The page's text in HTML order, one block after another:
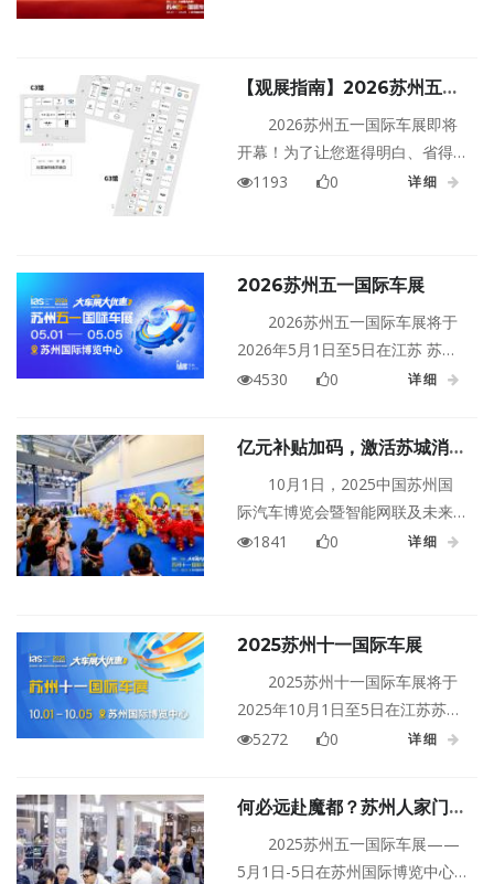
【观展指南】2026苏州五一
国际车展明天开幕，一篇看懂
怎么逛、怎么省、怎么玩！
2026苏州五一国际车展即将
开幕！为了让您逛得明白、省得
开心、玩得尽兴，我们整理了这
1193 0 详细
2026苏州五一国际车展
2026苏州五一国际车展将于
2026年5月1日至5日在江苏 苏州
国际博览中心盛大举行！
4530 0 详细
亿元补贴加码，激活苏城消费
黄金周！2025苏州十一国际
车展10.1盛大开幕！
10月1日，2025中国苏州国
际汽车博览会暨智能网联及未来
出行汽车博览会（以下简称苏州
1841 0 详细
2025苏州十一国际车展
2025苏州十一国际车展将于
2025年10月1日至5日在江苏苏州
国际博览中心盛大举行！
5272 0 详细
何必远赴魔都？苏州人家门口
的汽车盛宴，科技与狠活不输
上海~
2025苏州五一国际车展——
5月1日-5日在苏州国际博览中心